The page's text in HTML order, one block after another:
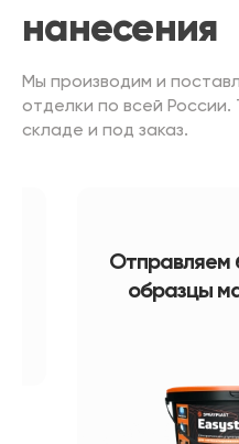
нанесения
Мы производим и
отделки по всей России.
складе и под заказ.
Отправляем
образцы